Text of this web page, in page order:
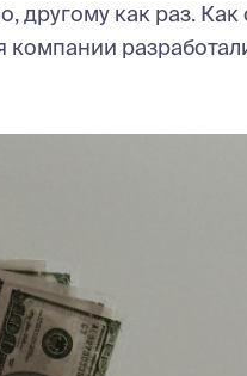
как раз. Как